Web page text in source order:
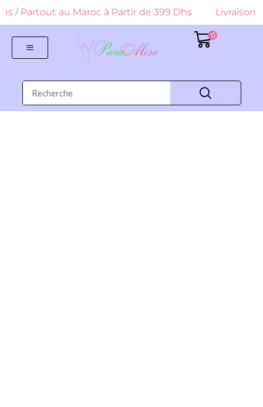
/ Partout au Maroc à Partir de 399 Dhs Livraison
0